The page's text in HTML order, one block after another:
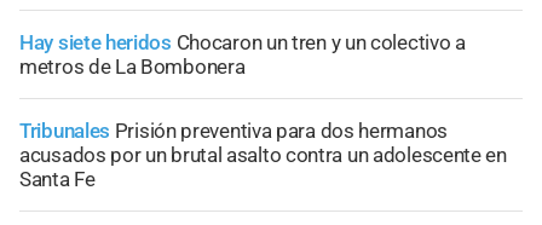
Hay siete heridos Chocaron un tren y un colectivo a
metros de La Bombonera
Tribunales Prisión preventiva para dos hermanos
acusados por un brutal asalto contra un adolescente en
Santa Fe